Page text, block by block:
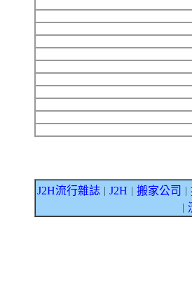
J2H流行雜誌 J2H 搬家公司